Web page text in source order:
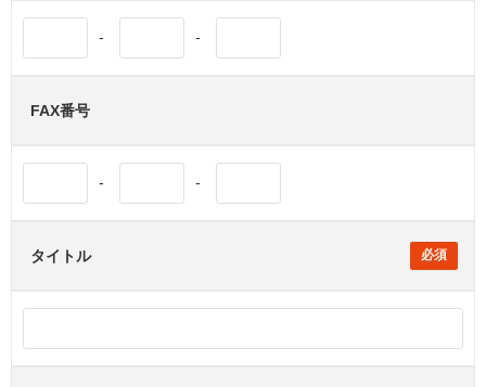
- -
FAX番号
- -
タイトル